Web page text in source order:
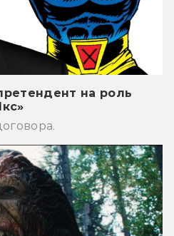
на роль